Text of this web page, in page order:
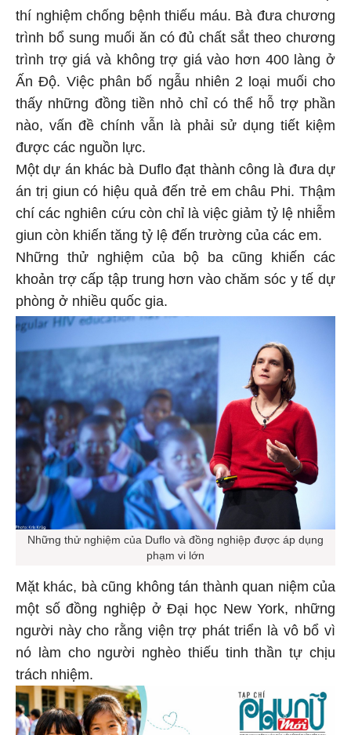
thí nghiệm chống bệnh thiếu máu. Bà đưa chương
trình bổ sung muối ăn có đủ chất sắt theo chương
trình trợ giá và không trợ giá vào hơn 400 làng ở
Ấn Độ. Việc phân bố ngẫu nhiên 2 loại muối cho
thấy những đồng tiền nhỏ chỉ có thể hỗ trợ phần
nào, vấn đề chính vẫn là phải sử dụng tiết kiệm
được các nguồn lực.
Một dự án khác bà Duflo đạt thành công là đưa dự
án trị giun có hiệu quả đến trẻ em châu Phi. Thậm
chí các nghiên cứu còn chỉ là việc giảm tỷ lệ nhiễm
giun còn khiến tăng tỷ lệ đến trường của các em.
Những thử nghiệm của bộ ba cũng khiến các
khoản trợ cấp tập trung hơn vào chăm sóc y tế dự
phòng ở nhiều quốc gia.
Những thử nghiệm của Duflo và đồng nghiệp được áp dụng
phạm vi lớn
Mặt khác, bà cũng không tán thành quan niệm của
một số đồng nghiệp ở Đại học New York, những
người này cho rằng viện trợ phát triển là vô bổ vì
nó làm cho người nghèo thiếu tinh thần tự chịu
trách nhiệm.